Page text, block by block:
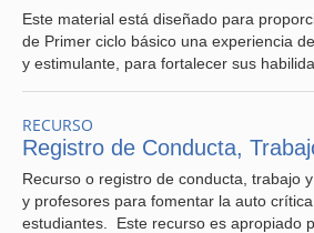
Este material está diseñado para
de Primer ciclo básico una experiencia
y estimulante, para fortalecer sus
RECURSO
Registro de Conducta,
Recurso o registro de conducta, trabajo
y profesores para fomentar la auto
estudiantes. Este recurso es apropiado